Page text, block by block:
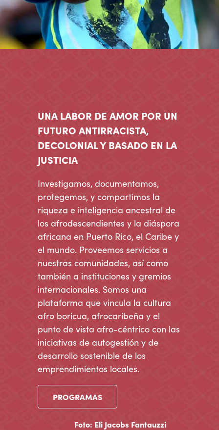
UNA LABOR DE AMOR POR UN
FUTURO ANTIRRACISTA,
DECOLONIAL Y BASADO EN LA
JUSTICIA
Investigamos, documentamos,
protegemos, y compartimos la
riqueza e inteligencia ancestral de
los afrodescendientes y la diáspora
africana en Puerto Rico, el Caribe y
el mundo. Proveemos servicios a
nuestras comunidades, así como
también a instituciones y gremios
internacionales. Somos una
plataforma que vincula la cultura
afro boricua, afrocaribeña y el
punto de vista afro-céntrico con las
iniciativas de autogestión y de
desarrollo sostenible de los
emprendimientos locales.
PROGRAMAS
Foto: Eli Jacobs Fantauzzi